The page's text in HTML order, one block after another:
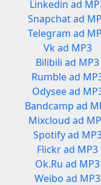
Linkedin ad
Snapchat ad
Telegram ad
Vk ad MP3
Bilibili ad MP3
Rumble ad
Odysee ad
Bandcamp ad
Mixcloud ad
Spotify ad
Flickr ad MP3
Ok.Ru ad MP3
Weibo ad MP3